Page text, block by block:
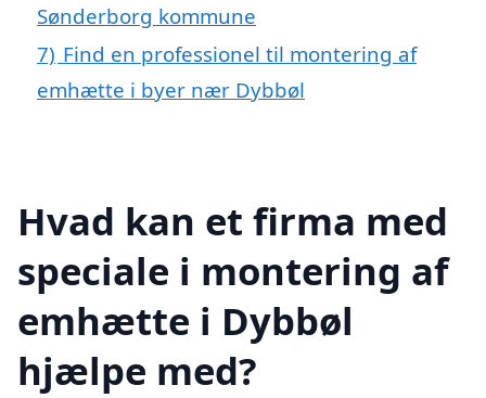
Sønderborg kommune
7) Find en professionel til montering af
emhætte i byer nær Dybbøl
Hvad kan et firma med
speciale i montering af
emhætte i Dybbøl
hjælpe med?